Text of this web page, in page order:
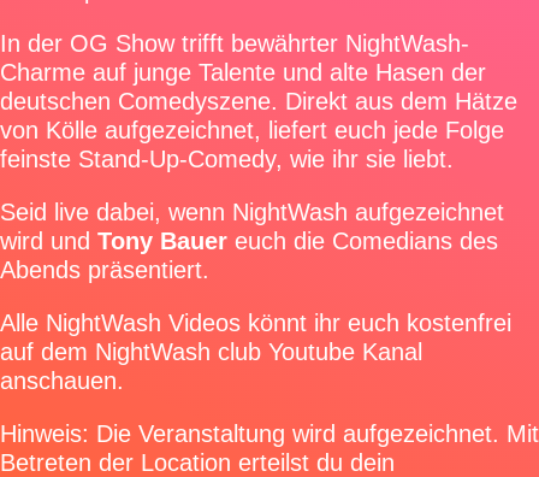
In der OG Show trifft bewährter NightWash-
Charme auf junge Talente und alte Hasen der
deutschen Comedyszene. Direkt aus dem Hätze
von Kölle aufgezeichnet, liefert euch jede Folge
feinste Stand-Up-Comedy, wie ihr sie liebt.
Seid live dabei, wenn NightWash aufgezeichnet
wird und Tony Bauer euch die Comedians des
Abends präsentiert.
Alle NightWash Videos könnt ihr euch kostenfrei
auf dem NightWash club Youtube Kanal
anschauen.
Hinweis: Die Veranstaltung wird aufgezeichnet. Mit
Betreten der Location erteilst du dein